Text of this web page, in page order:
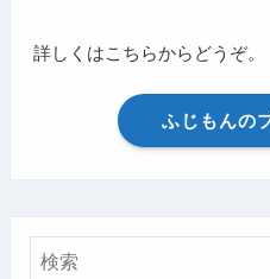
詳しくはこちらからどうぞ。
ふじもんの